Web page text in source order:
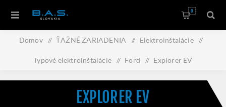
0
Domov / ŤAŽNÉ ZARIADENIA / Elektroinštalácie /
Typové elektroinštalácie / Ford / Explorer EV
EXPLORER EV